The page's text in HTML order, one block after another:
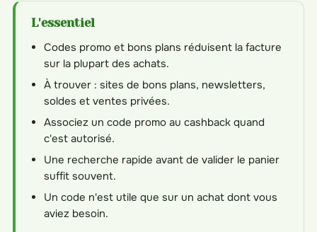
L'essentiel
Codes promo et bons plans réduisent la facture
sur la plupart des achats.
À trouver : sites de bons plans, newsletters,
soldes et ventes privées.
Associez un code promo au cashback quand
c'est autorisé.
Une recherche rapide avant de valider le panier
suffit souvent.
Un code n'est utile que sur un achat dont vous
aviez besoin.